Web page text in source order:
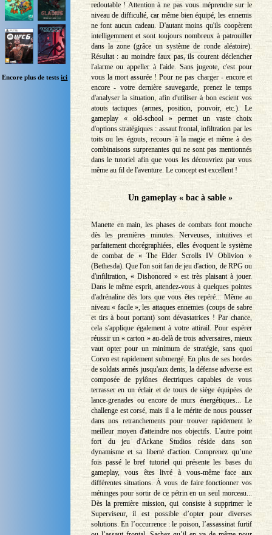
Encore plus de testsici
redoutable ! Attention à ne pas vous méprendre sur le
niveau de difficulté, car même bien équipé, les ennemis
ne font aucun cadeau. D'autant moins qu'ils coopèrent
intelligemment et sont toujours nombreux à patrouiller
dans la zone (grâce un système de ronde aléatoire).
Résultat : au moindre faux pas, ils courent déclencher
l'alarme ou appeller à l'aide. Sans jugeote, c'est pour
vous la mort assurée ! Pour ne pas charger - encore et
encore - votre dernière sauvegarde, prenez le temps
d'analyser la situation, afin d'utiliser à bon escient vos
atouts tactiques (armes, position, pouvoir, etc.). Le
gameplay « old-school » permet un vaste choix
d'options stratégiques : assaut frontal, infiltration par les
toits ou les égouts, recours à la magie et même à des
combinaisons surprenantes qui ne sont pas mentionnés
dans le tutoriel afin que vous les découvriez par vous
même au fil de l'aventure. Le concept est excellent !
Un gameplay « bac à sable »
Manette en main, les phases de combats font mouche
dès les premières minutes. Nerveuses, intuitives et
parfaitement chorégraphiées, elles évoquent le système
de combat de « The Elder Scrolls IV Oblivion »
(Bethesda). Que l'on soit fan de jeu d'action, de RPG ou
d'infiltration, « Dishonored » est très plaisant à jouer.
Dans le même esprit, attendez-vous à quelques pointes
d'adrénaline dès lors que vous êtes repéré... Même au
niveau « facile », les attaques ennemies (coups de sabre
et tirs à bout portant) sont dévastatrices ! Par chance,
cela s'applique également à votre attirail. Pour espérer
réussir un « carton » au-delà de trois adversaires, mieux
vaut opter pour un minimum de stratégie, sans quoi
Corvo est rapidement submergé. En plus de ses hordes
de soldats armés jusqu'aux dents, la défense adverse est
composée de pylônes électriques capables de vous
terrasser en un éclair et de tours de siège équipées de
lance-grenades ou encore de murs énergétiques... Le
challenge est corsé, mais il a le mérite de nous pousser
dans nos retranchements pour trouver rapidement le
meilleur moyen d'atteindre nos objectifs. L'autre point
fort du jeu d'Arkane Studios réside dans son
dynamisme et sa liberté d'action. Comprenez qu’une
fois passé le bref tutoriel qui présente les bases du
gameplay, vous êtes livré à vous-même face aux
différentes situations. À vous de faire fonctionner vos
méninges pour sortir de ce pétrin en un seul morceau...
Dès la première mission, qui consiste à supprimer le
Superviseur, il est possible d’opter pour diverses
solutions. En l’occurrence : le poison, l’assassinat furtif